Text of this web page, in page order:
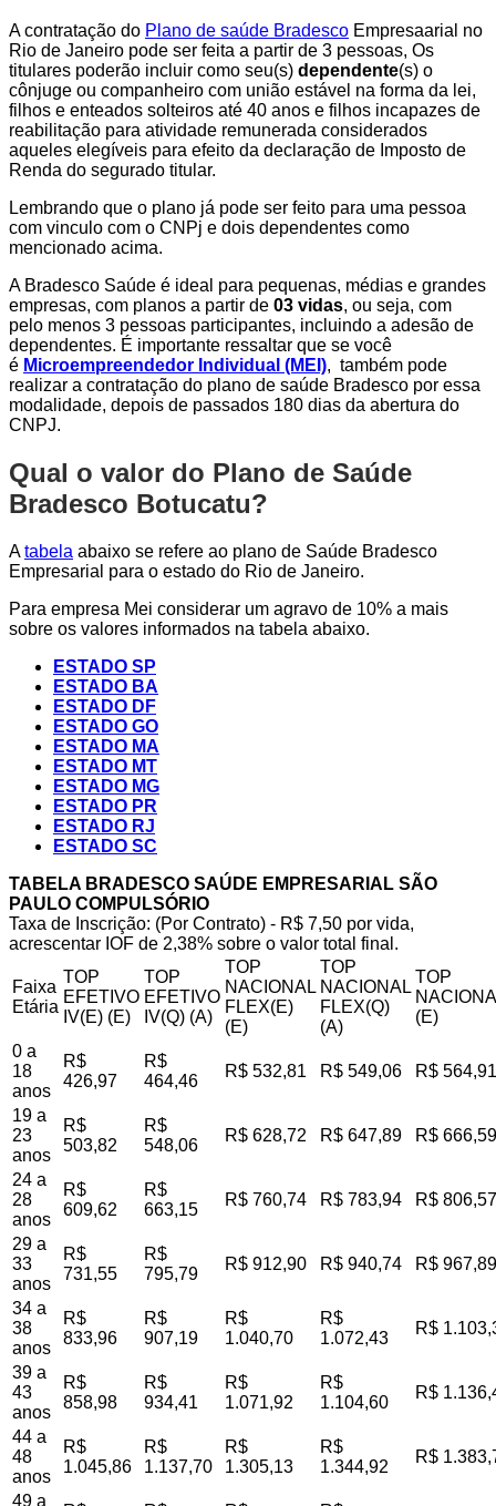
A contratação do Plano de saúde Bradesco Empresaarial no
Rio de Janeiro pode ser feita a partir de 3 pessoas, Os
titulares poderão incluir como seu(s) dependente(s) o
cônjuge ou companheiro com união estável na forma da lei,
filhos e enteados solteiros até 40 anos e filhos incapazes de
reabilitação para atividade remunerada considerados
aqueles elegíveis para efeito da declaração de Imposto de
Renda do segurado titular.
Lembrando que o plano já pode ser feito para uma pessoa
com vinculo com o CNPj e dois dependentes como
mencionado acima.
A Bradesco Saúde é ideal para pequenas, médias e grandes
empresas, com planos a partir de 03 vidas, ou seja, com
pelo menos 3 pessoas participantes, incluindo a adesão de
dependentes. É importante ressaltar que se você
é Microempreendedor Individual (MEI), também pode
realizar a contratação do plano de saúde Bradesco por essa
modalidade, depois de passados 180 dias da abertura do
CNPJ.
Qual o valor do Plano de Saúde
Bradesco Botucatu?
Atabela abaixo se refere ao plano de Saúde Bradesco
Empresarial para o estado do Rio de Janeiro.
Para empresa Mei considerar um agravo de 10% a mais
sobre os valores informados na tabela abaixo.
ESTADO SP
ESTADO BA
ESTADO DF
ESTADO GO
ESTADO MA
ESTADO MT
ESTADO MG
ESTADO PR
ESTADO RJ
ESTADO SC
TABELA BRADESCO SAÚDE EMPRESARIAL SÃO
PAULO COMPULSÓRIO
Taxa de Inscrição: (Por Contrato) - R$ 7,50 por vida,
acrescentar IOF de 2,38% sobre o valor total final.
Faixa
Etária
TOP
EFETIVO
IV(E) (E)
TOP
EFETIVO
IV(Q) (A)
TOP
NACIONAL
FLEX(E)
(E)
TOP
NACIONAL
FLEX(Q)
(A)
TOP
(E)
0 a
18
anos
R$
426,97
R$
464,46
R$ 532,81 R$ 549,06 R$ 564,91
19 a
23
anos
R$
503,82
R$
548,06
R$ 628,72 R$ 647,89 R$ 666,59
24 a
28
anos
R$
609,62
R$
663,15
R$ 760,74 R$ 783,94 R$ 806,57
29 a
33
anos
R$
731,55
R$
795,79
R$ 912,90 R$ 940,74 R$ 967,89
34 a
38
anos
R$
833,96
R$
907,19
R$
1.040,70
R$
1.072,43
R$
39 a
43
anos
R$
858,98
R$
934,41
R$
1.071,92
R$
1.104,60
R$
44 a
48
anos
R$
1.045,86
R$
1.137,70
R$
1.305,13
R$
1.344,92
R$
49 a